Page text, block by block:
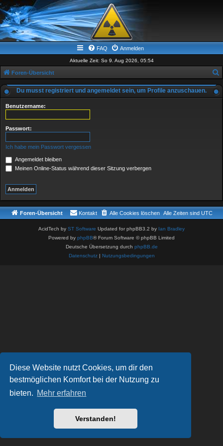
Diese Website nutzt Cookies, um dir den
bestmöglichen Komfort bei der Nutzung zu
bieten. Mehr erfahren
Verstanden!
FAQ Anmelden
Aktuelle Zeit: So 9. Aug 2026, 05:54
Foren-Übersicht
u
Du musst registriert und angemeldet sein, um Profile anzuschauen.
Benutzername:
Passwort:
Ich habe mein Passwort vergessen
Angemeldet bleiben
Meinen Online-Status während dieser Sitzung verbergen
Foren-Übersicht Alle Zeiten sind UTC
Alle Cookies löschen
Kontakt
AcidTech by ST Software Updated for phpBB3.2 by Ian Bradley
Powered by phpBB® Forum Software © phpBB Limited
Deutsche Übersetzung durch phpBB.de
Datenschutz| Nutzungsbedingungen